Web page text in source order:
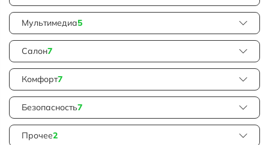
Мультимедиа5
Салон7
Комфорт7
Безопасность7
Прочее2